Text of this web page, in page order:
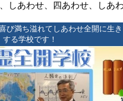
しあわせ、四あわせ、しあ
び満ち溢れてしあわせ全開に生
する学校です！